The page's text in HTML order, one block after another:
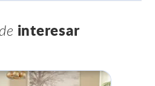
interesar